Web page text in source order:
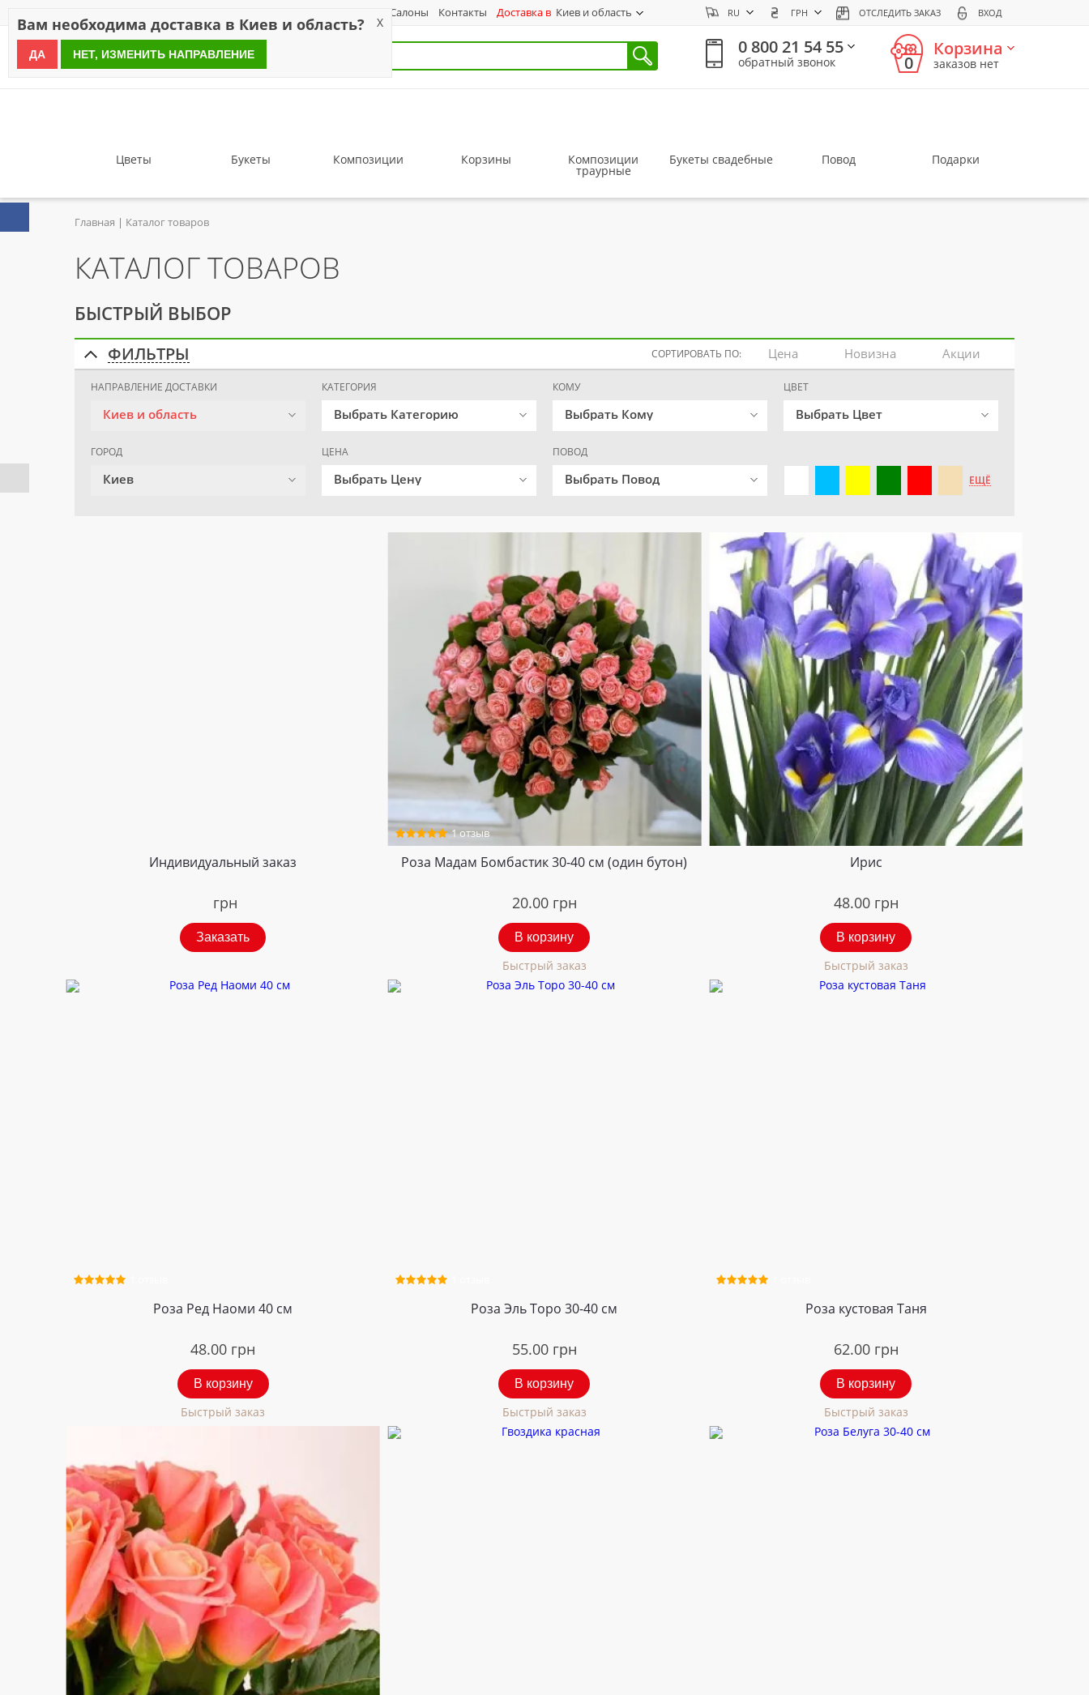
Салоны Контакты Доставка в Киев и область RU ГРН ОТСЛЕДИТЬ ЗАКАЗ ВХОД
since 1999
0 800 21 54 55
обратный звонок 0
Корзина
заказов нет
Цветы Букеты Композиции Корзины Композиции
траурные
Букеты свадебные Повод Подарки
Главная Каталог товаров
КАТАЛОГ ТОВАРОВ
БЫСТРЫЙ ВЫБОР
ФИЛЬТРЫ СОРТИРОВАТЬ ПО: Цена Новизна Акции
НАПРАВЛЕНИЕ ДОСТАВКИ
Киев и область
КАТЕГОРИЯ
Выбрать Категорию
КОМУ
Выбрать Кому
ЦВЕТ
Выбрать Цвет
ГОРОД
Киев
ЦЕНА
Выбрать Цену
ПОВОД
Выбрать Повод ЕЩЁ
Индивидуальный заказ
грн
Заказать
1 отзыв
Роза Мадам Бомбастик 30-40 см (один бутон)
20.00 грн
В корзину
Быстрый заказ
Ирис
48.00 грн
В корзину
Быстрый заказ
Роза Ред Наоми 40 см
48.00 грн
В корзину
Быстрый заказ
Роза Эль Торо 30-40 см
55.00 грн
В корзину
Быстрый заказ
Роза кустовая Таня
62.00 грн
В корзину
Быстрый заказ
Вам необходима доставка в Киев и область? X
ДА НЕТ, ИЗМЕНИТЬ НАПРАВЛЕНИЕ